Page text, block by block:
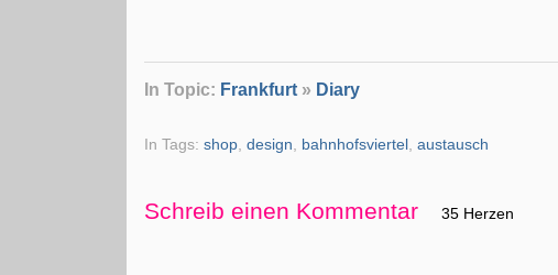
In Topic: Frankfurt » Diary
In Tags:shop ,design bahnhofsviertel ,austausch
Schreib einen Kommentar 35 Herzen